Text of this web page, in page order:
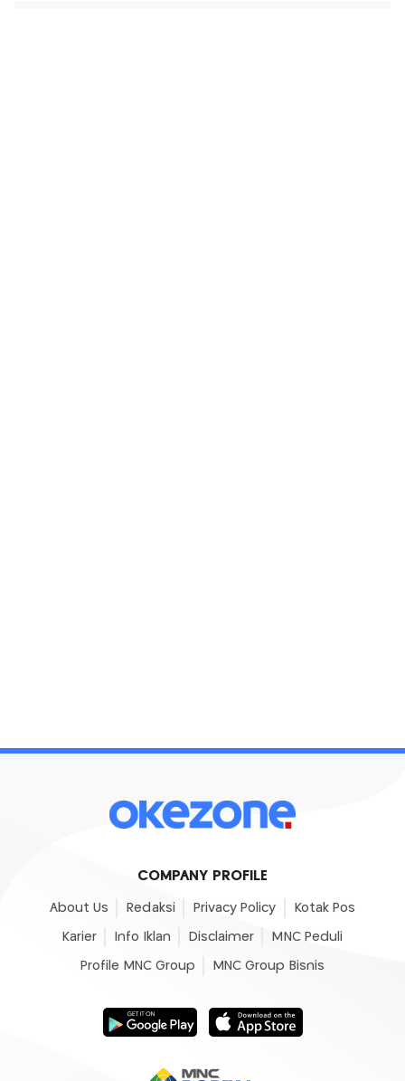
COMPANY PROFILE
About Us Redaksi Privacy Policy Kotak Pos
Karier Info Iklan Disclaimer MNC Peduli
Profile MNC Group MNC Group Bisnis